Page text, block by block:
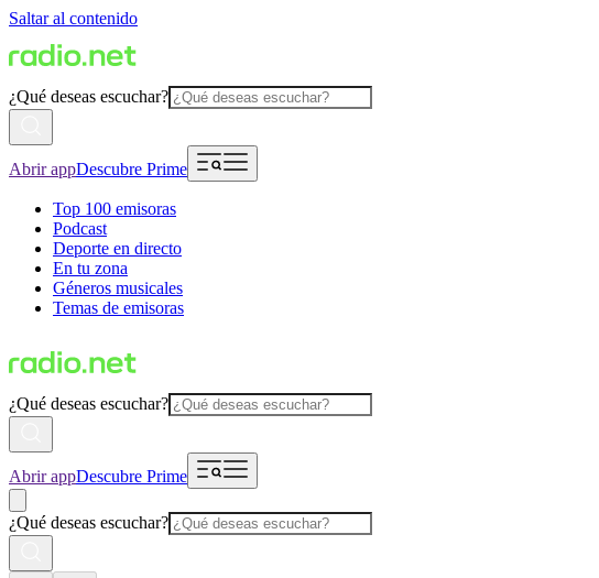
Saltar al contenido
¿Qué deseas escuchar?
Abrir appDescubre Prime
Top 100 emisoras
Podcast
Deporte en directo
En tu zona
Géneros musicales
Temas de emisoras
¿Qué deseas escuchar?
Abrir appDescubre Prime
¿Qué deseas escuchar?